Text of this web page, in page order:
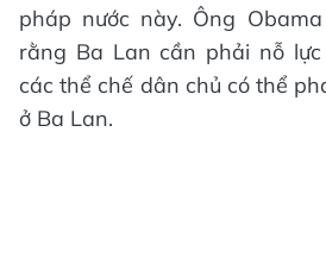
pháp nước này. Ông
rằng Ba Lan cần phải nỗ
các thể chế dân chủ có thể
ở Ba Lan.